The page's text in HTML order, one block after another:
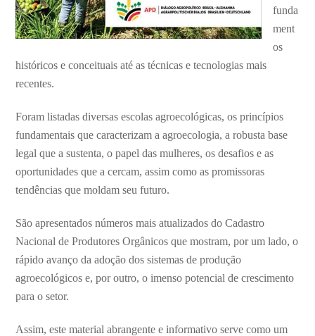
funda
ment
os
históricos e conceituais até as técnicas e tecnologias mais
recentes.
Foram listadas diversas escolas agroecológicas, os princípios
fundamentais que caracterizam a agroecologia, a robusta base
legal que a sustenta, o papel das mulheres, os desafios e as
oportunidades que a cercam, assim como as promissoras
tendências que moldam seu futuro.
São apresentados números mais atualizados do Cadastro
Nacional de Produtores Orgânicos que mostram, por um lado, o
rápido avanço da adoção dos sistemas de produção
agroecológicos e, por outro, o imenso potencial de crescimento
para o setor.
Assim, este material abrangente e informativo serve como um